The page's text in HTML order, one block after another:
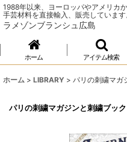
1988年以来、ヨーロッパやアメリカ
手芸材料を直接輸入、販売していま
ラメゾンブランシュ広島
ホーム アイテム検索
ホーム > LIBRARY > パリの刺繍マガ
パリの刺繍マガジンと刺繍ブック